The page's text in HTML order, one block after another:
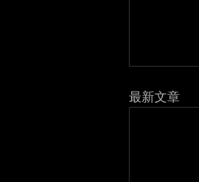
最新文章